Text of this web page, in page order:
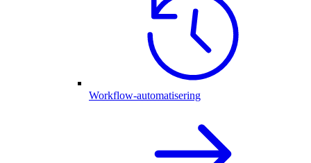
Workflow-automatisering